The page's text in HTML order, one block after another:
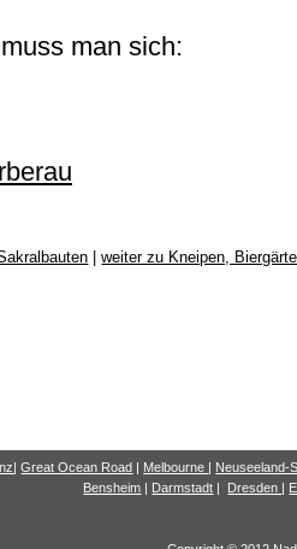
man sich:
|weiter zu Kneipen,
|Great Ocean Road | Melbourne | Neuseeland-
Bensheim | Darmstadt | Dresden |